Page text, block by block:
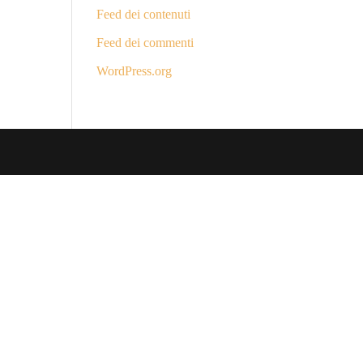
Feed dei contenuti
Feed dei commenti
WordPress.org